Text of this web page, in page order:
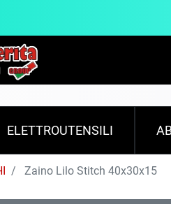
ELETTROUTENSILI
Zaino Lilo Stitch 40x30x15